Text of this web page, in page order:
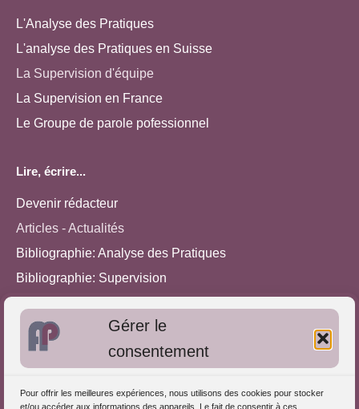
Gérer le
consentement
Pour offrir les meilleures expériences, nous utilisons des cookies pour stocker
et/ou accéder aux informations des appareils. Le fait de consentir à ces
L'Analyse des Pratiques
L'analyse des Pratiques en Suisse
La Supervision d'équipe
La Supervision en France
Le Groupe de parole pofessionnel
Lire, écrire...
Devenir rédacteur
Articles - Actualités
Bibliographie: Analyse des Pratiques
Bibliographie: Supervision
Approches de l'Analyse des pratiques